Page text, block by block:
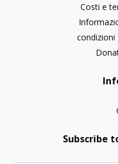
Costi e
condizioni
Subscribe